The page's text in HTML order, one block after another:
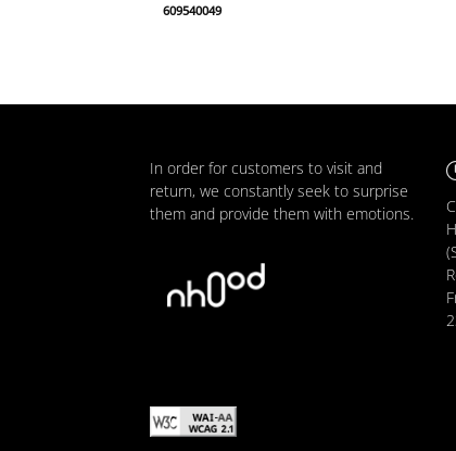
609540049
In order for customers to visit and
return, we constantly seek to surprise
them and provide them with emotions.